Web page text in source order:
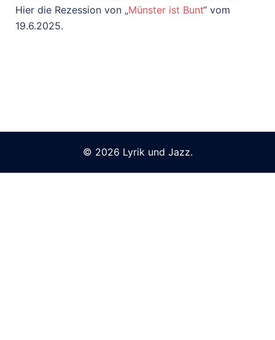
Hier die Rezession von „Münster ist Bunt“ vom
19.6.2025.
© 2026 Lyrik und Jazz.